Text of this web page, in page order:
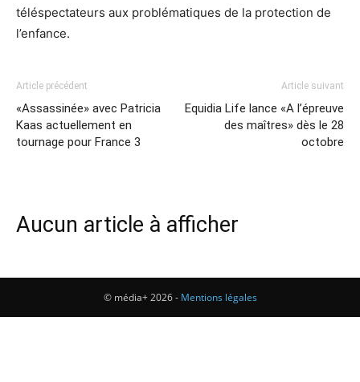
téléspectateurs aux problématiques de la protection de
l’enfance.
Article précédent
«Assassinée» avec Patricia
Kaas actuellement en
tournage pour France 3
Article suivant
Equidia Life lance «A l’épreuve
des maîtres» dès le 28
octobre
Aucun article à afficher
© média+ 2026 - Mentions légales